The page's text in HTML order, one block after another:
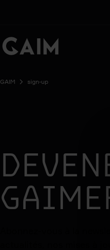
GAIM sign-up
Abonnez-vous à la
actualités, nos mises à